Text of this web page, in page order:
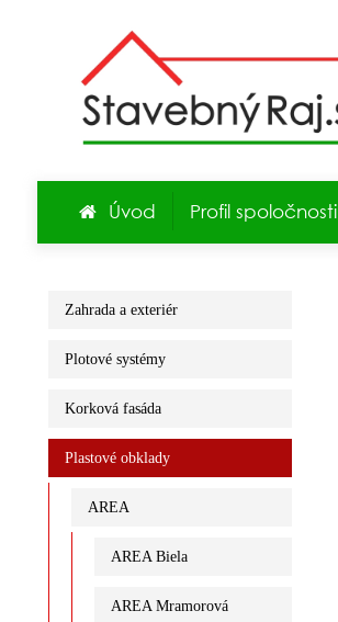
Úvod Profil spoločnosti
Zahrada a exteriér
Plotové systémy
Korková fasáda
Plastové obklady
AREA
AREA Biela
AREA Mramorová